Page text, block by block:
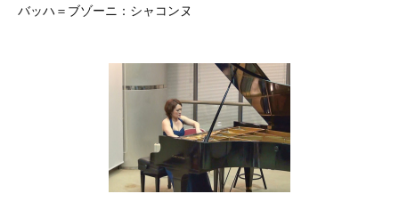
バッハ＝ブゾーニ：シャコンヌ